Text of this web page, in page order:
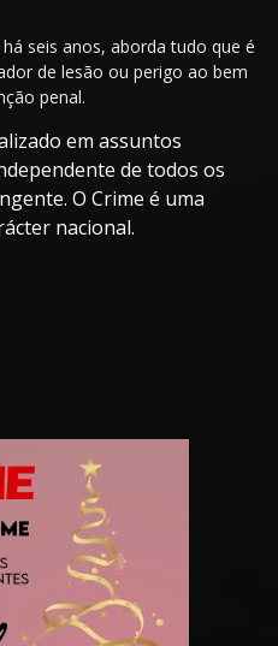
seis anos, aborda tudo que é
de lesão ou perigo ao bem
penal.
em assuntos
de todos os
O Crime é uma
nacional.